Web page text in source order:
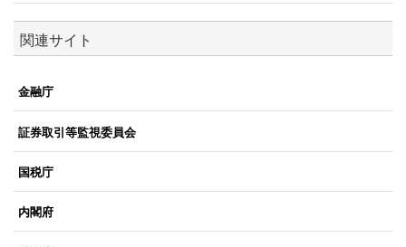
関連サイト
金融庁
証券取引等監視委員会
国税庁
内閣府